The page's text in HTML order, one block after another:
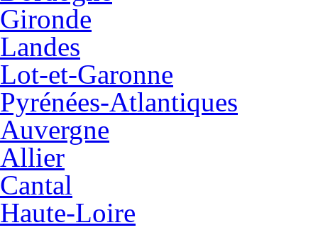
Gironde
Landes
Lot-et-Garonne
Pyrénées-Atlantiques
Auvergne
Allier
Cantal
Haute-Loire